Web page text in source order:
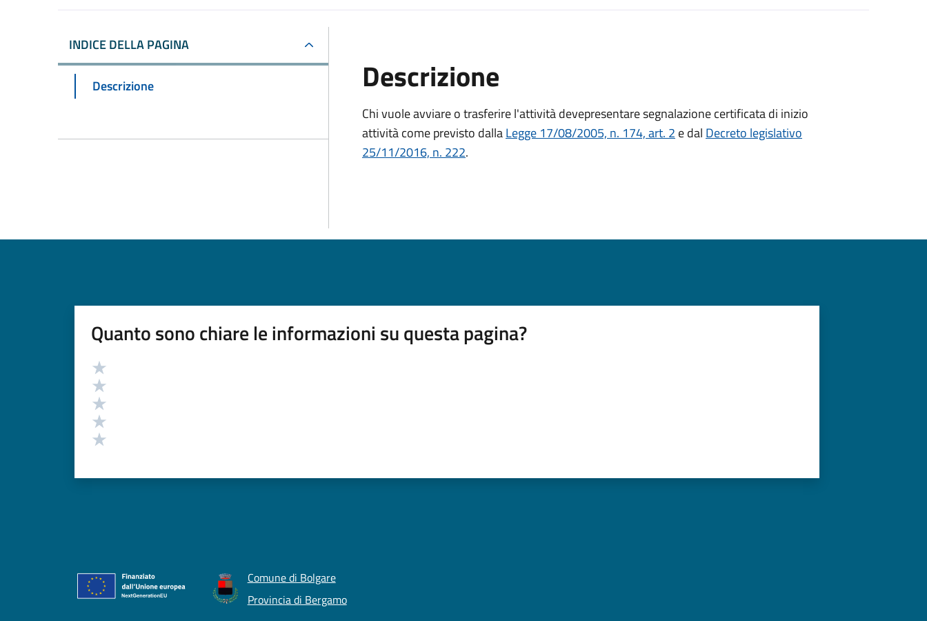
INDICE DELLA PAGINA
Descrizione Descrizione
Chi vuole avviare o trasferire l'attività devepresentare segnalazione certificata di inizio
attivitàcome previsto dallaLegge 17/08/2005, n. 174, art. 2 e dal Decreto legislativo
25/11/2016, n. 222.
Quanto sono chiare le informazioni su questa pagina?
Valutazione
Comune di Bolgare
Provincia di Bergamo